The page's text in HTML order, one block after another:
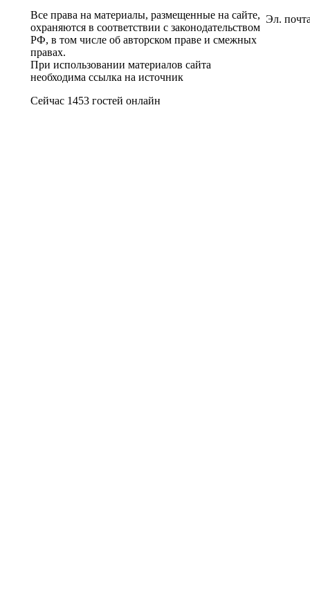
Все права на материалы, размещенные на сайте,
охраняются в соответствии с законодательством
РФ, в том числе об авторском праве и смежных
правах.
При использовании материалов сайта
необходима ссылка на источник
Сейчас 1453 гостей онлайн
Эл.